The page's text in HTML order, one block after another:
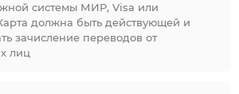
системы МИР, Visa или
должна быть действующей и
зачисление переводов от
лиц